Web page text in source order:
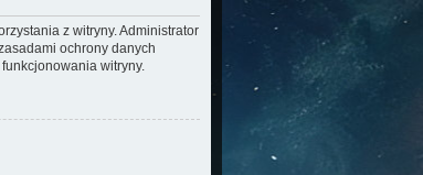
z witryny. Administrator
ochrony danych
witryny.